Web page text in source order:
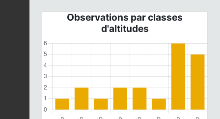
Observations par classes
d'altitudes